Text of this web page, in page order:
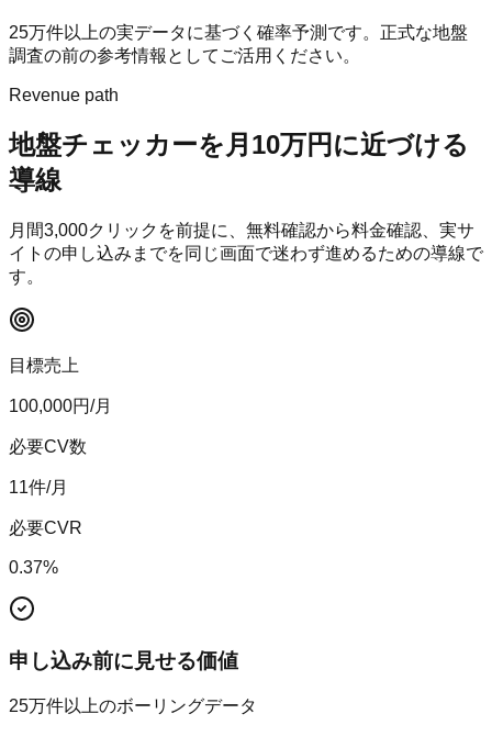
25万件以上の実データに基づく確率予測です。正式な地盤
調査の前の参考情報としてご活用ください。
Revenue path
地盤チェッカーを月10万円に近づける
導線
月間3,000クリックを前提に、無料確認から料金確認、実サ
イトの申し込みまでを同じ画面で迷わず進めるための導線で
す。
目標売上
100,000円/月
必要CV数
11件/月
必要CVR
0.37%
申し込み前に見せる価値
25万件以上のボーリングデータ